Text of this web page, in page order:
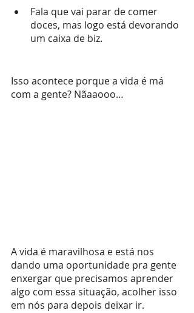
Fala que vai parar de comer
doces, mas logo está devorando
um caixa de biz.
Isso acontece porque a vida é má
com a gente? Nãaaooo…
A vida é maravilhosa e está nos
dando uma oportunidade pra gente
enxergar que precisamos aprender
algo com essa situação, acolher isso
em nós para depois deixar ir.